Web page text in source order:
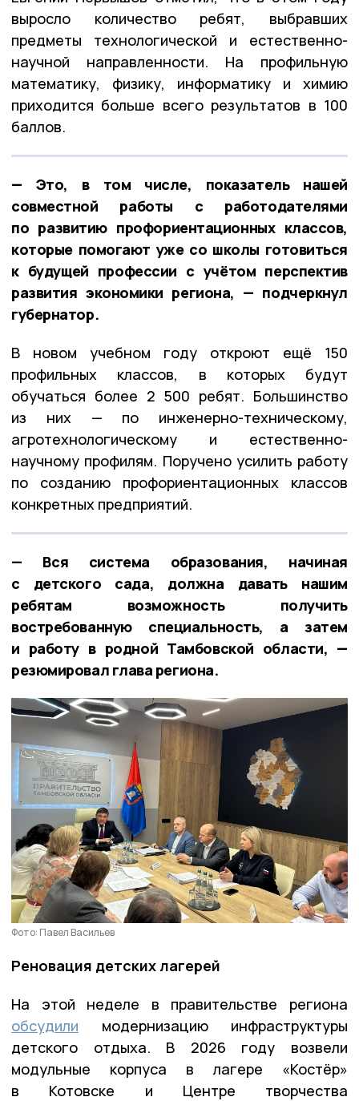
выросло количество ребят, выбравших
предметы технологической и естественно-
научной направленности. На профильную
математику, физику, информатику и химию
приходится больше всего результатов в 100
баллов.
— Это, в том числе, показатель нашей
совместной работы с работодателями
по развитию профориентационных классов,
которые помогают уже со школы готовиться
к будущей профессии с учётом перспектив
развития экономики региона, — подчеркнул
губернатор.
В новом учебном году откроют ещё 150
профильных классов, в которых будут
обучаться более 2 500 ребят. Большинство
из них — по инженерно-техническому,
агротехнологическому и естественно-
научному профилям. Поручено усилить работу
по созданию профориентационных классов
конкретных предприятий.
— Вся система образования, начиная
с детского сада, должна давать нашим
ребятам возможность получить
востребованную специальность, а затем
и работу в родной Тамбовской области, —
резюмировал глава региона.
Фото: Павел Васильев
Реновация детских лагерей
На этой неделе в правительстве региона
обсудили модернизацию инфраструктуры
детского отдыха. В 2026 году возвели
модульные корпуса в лагере «Костёр»
в Котовске и Центре творчества